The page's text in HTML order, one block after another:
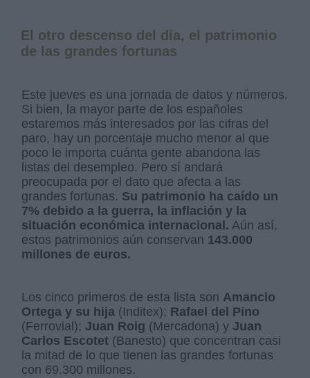
El otro descenso del día, el patrimonio
de las grandes fortunas
Este jueves es una jornada de datos y números.
Si bien, la mayor parte de los españoles
estaremos más interesados por las cifras del
paro, hay un porcentaje mucho menor al que
poco le importa cuánta gente abandona las
listas del desempleo. Pero sí andará
preocupada por el dato que afecta a las
grandes fortunas. Su patrimonio ha caído un
7% debido a la guerra, la inflación y la
situación económica internacional. Aún así,
estos patrimonios aún conservan 143.000
millones de euros.
Los cinco primeros de esta lista son Amancio
Ortega y su hija (Inditex); Rafael del Pino
(Ferrovial); Juan Roig (Mercadona) y Juan
Carlos Escotet (Banesto) que concentran casi
la mitad de lo que tienen las grandes fortunas
con 69.300 millones.